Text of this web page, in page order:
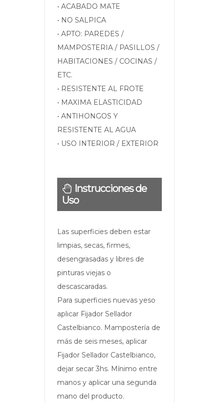
• ACABADO MATE
• NO SALPICA
• APTO: PAREDES /
MAMPOSTERIA / PASILLOS /
HABITACIONES / COCINAS /
ETC.
• RESISTENTE AL FROTE
• MAXIMA ELASTICIDAD
• ANTIHONGOS Y
RESISTENTE AL AGUA
• USO INTERIOR / EXTERIOR
Instrucciones de
Uso
Las superficies deben estar
limpias, secas, firmes,
desengrasadas y libres de
pinturas viejas o
descascaradas.
Para superficies nuevas yeso
aplicar Fijador Sellador
Castelbianco. Mampostería de
más de seis meses, aplicar
Fijador Sellador Castelbianco,
dejar secar 3hs. Mínimo entre
manos y aplicar una segunda
mano del producto.